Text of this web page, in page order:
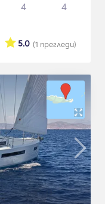
4 4
(1 прегледи)
5.0